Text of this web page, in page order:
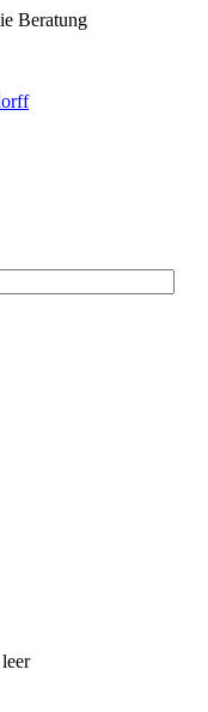
Beratung